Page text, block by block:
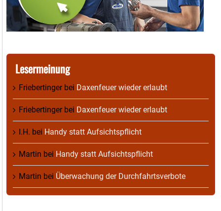
Lesermeinung
Friebertingerbei Daxenfeuer wieder erlaubt
Friebertingerbei Daxenfeuer wieder erlaubt
I.H. bei Handy statt Aufsichtspflicht
Martin bei Handy statt Aufsichtspflicht
Martin bei Überwachung der Durchfahrtsverbote